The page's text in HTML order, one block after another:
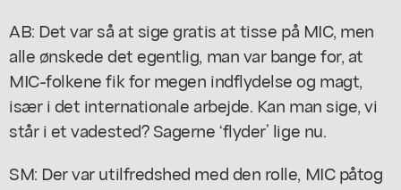
AB: Det var så at sige gratis at tisse på MIC, men
alle ønskede det egentlig, man var bange for, at
MIC-folkene fik for megen indflydelse og magt,
især i det internationale arbejde. Kan man sige, vi
står i et vadested? Sagerne ‘flyder’ lige nu.
SM: Der var utilfredshed med den rolle, MIC påtog